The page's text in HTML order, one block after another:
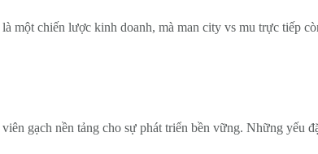
một chiến lược kinh doanh, mà man city vs mu trực tiếp
gạch nền tảng cho sự phát triển bền vững. Những yếu